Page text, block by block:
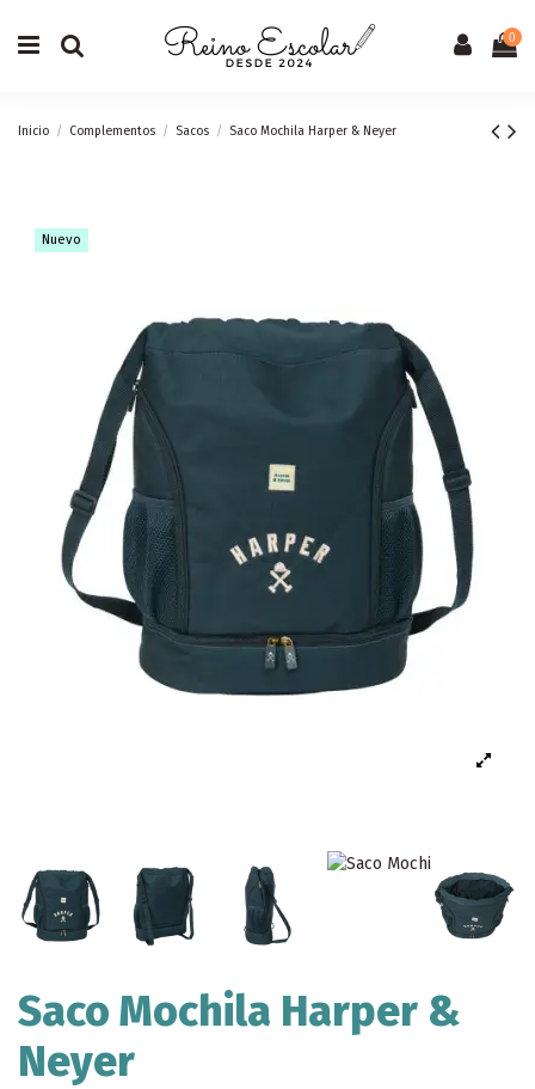
0
Inicio Complementos Sacos Saco Mochila Harper & Neyer
Nuevo
Saco Mochila Harper &
Neyer